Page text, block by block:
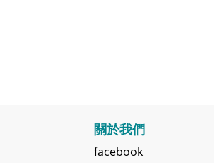
關於我們
facebook